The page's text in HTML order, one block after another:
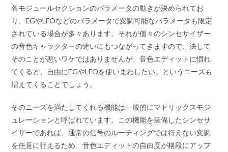
各モジュールセクションのパラメータの動きが決められてお
り、EGやLFOなどのパラメータで変調可能なパラメータも限定
されている場合が多々あります。それが個々のシンセサイザー
の音色キャラクターの違いにもつながってきますので、決して
そのことが悪いワケではありませんが、音色エディットに慣れ
てくると、自由にEGやLFOを使いまわしたい、というニーズも
増えてくることでしょう。
そのニーズを満たしてくれる機能は一般的にマトリックスモジ
ュレーションと呼ばれています。この機能を装備したシンセサ
イザーであれば、通常の信号のルーティングでは行えない変調
を任意に行えるため、音色エディットの自由度が格段にアップ